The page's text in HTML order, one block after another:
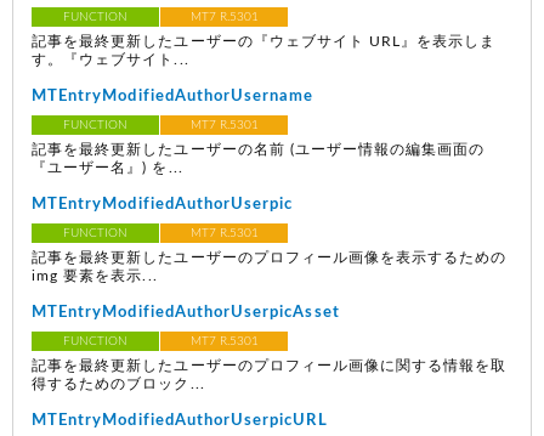
FUNCTION MT7 R.5301
記事を最終更新したユーザーの『ウェブサイト URL』を表示しま
す。『ウェブサイト...
MTEntryModifiedAuthorUsername
FUNCTION MT7 R.5301
記事を最終更新したユーザーの名前 (ユーザー情報の編集画面の
『ユーザー名』) を...
MTEntryModifiedAuthorUserpic
FUNCTION MT7 R.5301
記事を最終更新したユーザーのプロフィール画像を表示するための
img 要素を表示...
MTEntryModifiedAuthorUserpicAsset
FUNCTION MT7 R.5301
記事を最終更新したユーザーのプロフィール画像に関する情報を取
得するためのブロック...
MTEntryModifiedAuthorUserpicURL